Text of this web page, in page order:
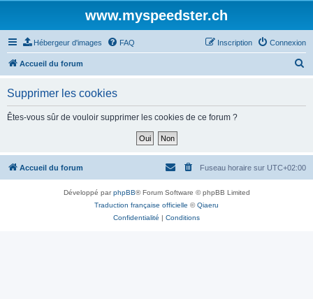
www.myspeedster.ch
Hébergeur d'images FAQ Connexion
Inscription
Accueil du forum
h
Supprimer les cookies
Êtes-vous sûr de vouloir supprimer les cookies de ce forum ?
Accueil du forum Fuseau horaire sur UTC+02:00
Développé parphpBB® Forum Software © phpBB Limited
Traduction française officielle ©Qiaeru
Confidentialité | Conditions